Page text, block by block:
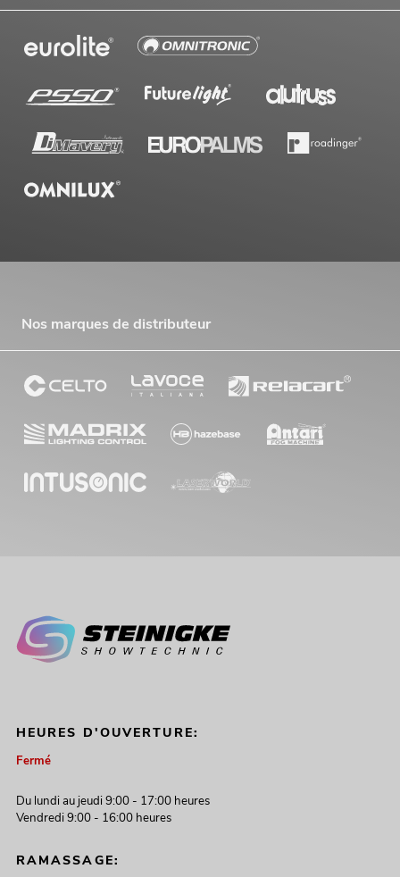
Nos marques de distributeur
HEURES D'OUVERTURE:
Fermé
Du lundi au jeudi 9:00 - 17:00 heures
Vendredi 9:00 - 16:00 heures
RAMASSAGE: